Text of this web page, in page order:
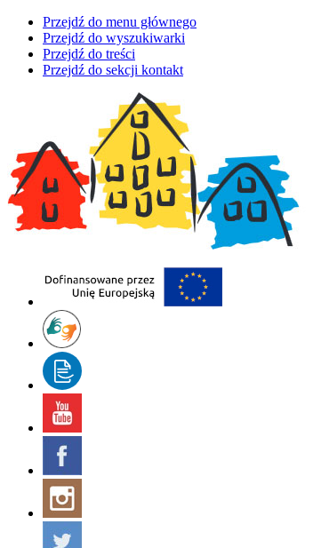
Przejdź do menu głównego
Przejdź do wyszukiwarki
Przejdź do treści
Przejdź do sekcji kontakt